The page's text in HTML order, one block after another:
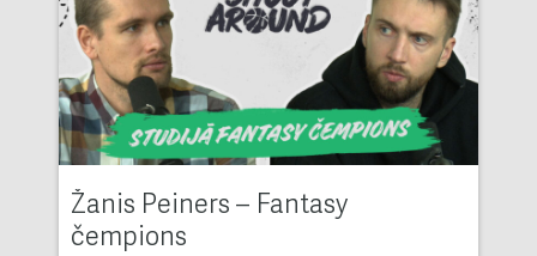
Žanis Peiners – Fantasy
čempions